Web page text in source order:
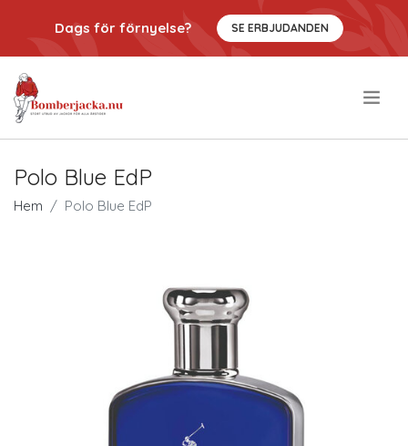
Dags för förnyelse? SE ERBJUDANDEN
Polo Blue EdP
Hem Polo Blue EdP